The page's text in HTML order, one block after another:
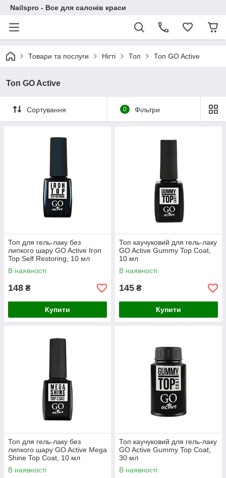
Nailspro - Все для салонів краси
Товари та послуги Нігті Топ Топ GO Active
Топ GO Active
Сортування 0 Фільтри
Топ для гель-лаку без
липкого шару GO Active Iron
Top Self Restoring, 10 мл
В наявності
148 ₴
Купити
Топ каучуковий для гель-лаку
GO Active Gummy Top Coat,
10 мл
В наявності
145 ₴
Купити
Топ для гель-лаку без
липкого шару GO Active Mega
Shine Top Coat, 10 мл
В наявності
Топ каучуковий для гель-лаку
GO Active Gummy Top Coat,
30 мл
В наявності